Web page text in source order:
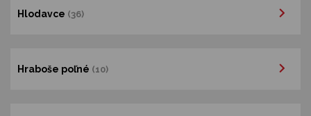
Hlodavce (36)
Hraboše poľné (10)